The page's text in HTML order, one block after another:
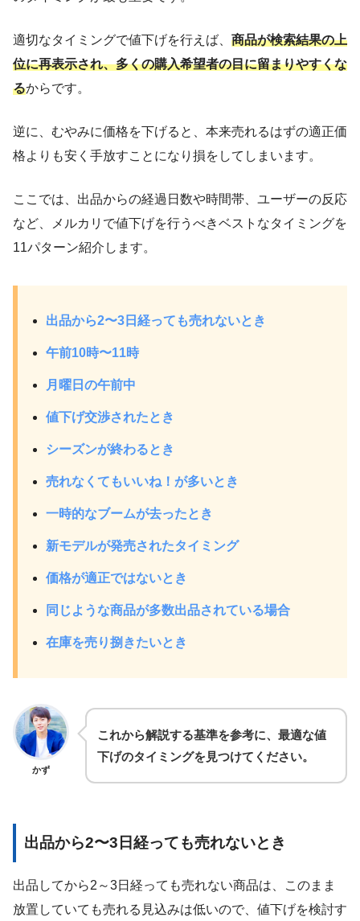
適切なタイミングで値下げを行えば、 商品が検索結果の上
位に再表示され、多くの購入希望者の目に留まりやすくな
るからです。
逆に、むやみに価格を下げると、本来売れるはずの適正価
格よりも安く手放すことになり損をしてしまいます。
ここでは、出品からの経過日数や時間帯、ユーザーの反応
など、メルカリで値下げを行うべきベストなタイミングを
11パターン紹介します。
出品から2〜3日経っても売れないとき
午前10時〜11時
月曜日の午前中
値下げ交渉されたとき
シーズンが終わるとき
売れなくてもいいね！が多いとき
一時的なブームが去ったとき
新モデルが発売されたタイミング
価格が適正ではないとき
同じような商品が多数出品されている場合
在庫を売り捌きたいとき
かず
これから解説する基準を参考に、最適な値
下げのタイミングを見つけてください。
出品から2〜3日経っても売れないとき
出品してから2～3日経っても売れない商品は、このまま
放置していても売れる見込みは低いので、値下げを検討す